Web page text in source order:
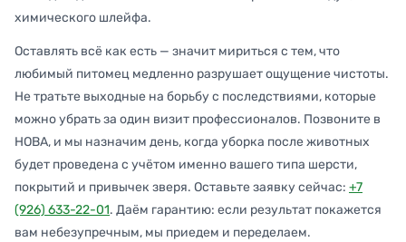
химического шлейфа.
Оставлять всё как есть — значит мириться с тем, что
любимый питомец медленно разрушает ощущение чистоты.
Не тратьте выходные на борьбу с последствиями, которые
можно убрать за один визит профессионалов. Позвоните в
НОВА, и мы назначим день, когда уборка после животных
будет проведена с учётом именно вашего типа шерсти,
покрытий и привычек зверя. Оставьте заявку сейчас: +7
(926) 633-22-01. Даём гарантию: если результат покажется
вам небезупречным, мы приедем и переделаем.